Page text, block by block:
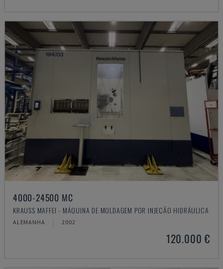
4000-24500 MC
KRAUSS MAFFEI - MÁQUINA DE MOLDAGEM POR INJEÇÃO HIDRÁULICA
ALEMANHA 2002
120.000 €